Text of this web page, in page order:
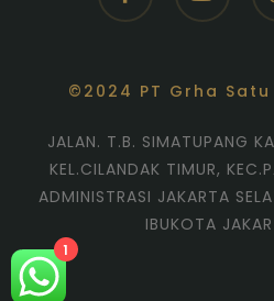
©2024 PT Grha Satu
JALAN. T.B. SIMATUPANG
KEL.CILANDAK TIMUR,
ADMINISTRASI JAKARTA
IBUKOTA
1